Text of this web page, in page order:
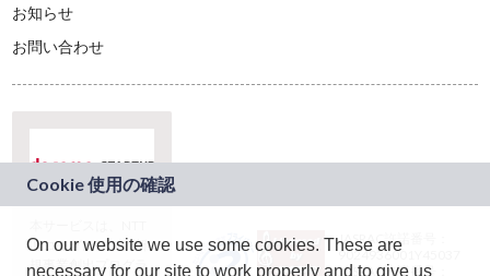
お知らせ
お問い合わせ
ドコモグループの新
規事業創出プログラ
JASRAC許諾番号：
9024936001Y45037
JASRAC許諾番号：
On our website we use some cookies. These are
necessary for our site to work properly and to give us